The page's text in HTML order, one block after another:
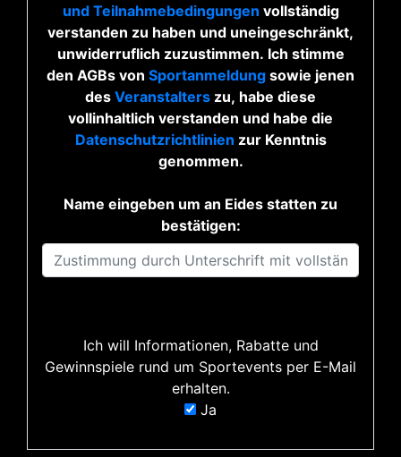
und Teilnahmebedingungen vollständig
verstanden zu haben und uneingeschränkt,
unwiderruflich zuzustimmen. Ich stimme
den AGBs von Sportanmeldung sowie jenen
des Veranstalters zu, habe diese
vollinhaltlich verstanden und habe die
Datenschutzrichtlinien zur Kenntnis
genommen.
Name eingeben um an Eides statten zu
bestätigen:
Ich will Informationen, Rabatte und
Gewinnspiele rund um Sportevents per E-Mail
erhalten.
Ja